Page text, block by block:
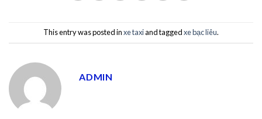
This entry was posted inxe taxiand taggedxe bạc liêu.
ADMIN